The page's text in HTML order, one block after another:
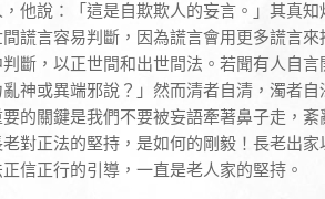
他說：「這是自欺欺人的妄言。」其真
謊言容易判斷，因為謊言會用更多謊言來
斷，以正世間和出世間法。若聞有人自
神或異端邪說？」然而清者自清，濁者自
的關鍵是我們不要被妄語牽著鼻子走，
對正法的堅持，是如何的剛毅！長老出家
信正行的引導，一直是老人家的堅持。